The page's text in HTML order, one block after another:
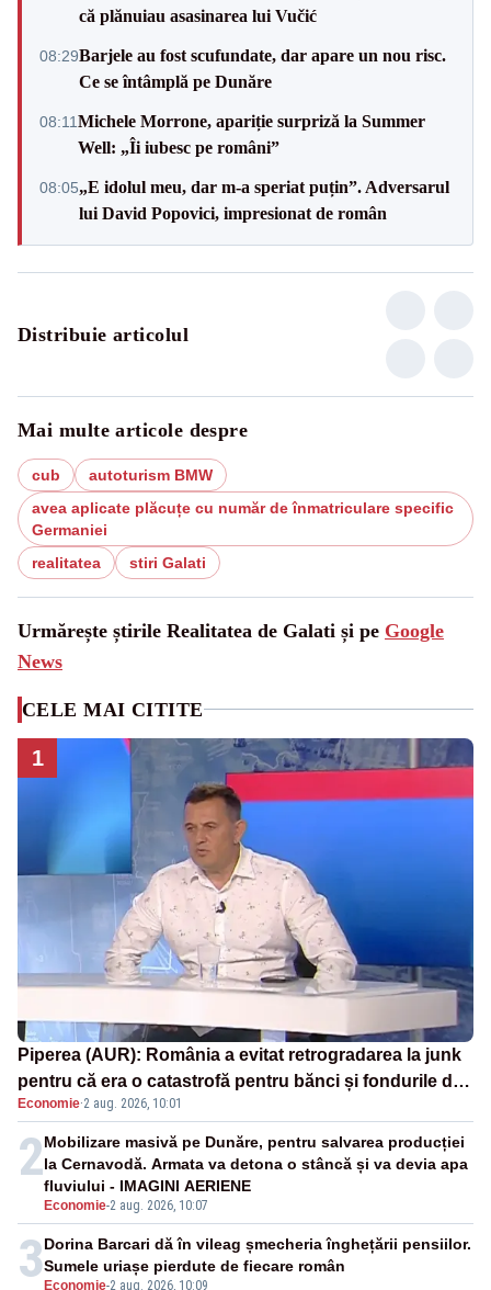
că plănuiau asasinarea lui Vučić
08:29Barjele au fost scufundate, dar apare un nou risc.
Ce se întâmplă pe Dunăre
08:11Michele Morrone, apariție surpriză la Summer
Well: „Îi iubesc pe români”
08:05„E idolul meu, dar m-a speriat puțin”. Adversarul
lui David Popovici, impresionat de român
Distribuie articolul
Mai multe articole despre
cub
autoturism BMW
avea aplicate plăcuțe cu număr de înmatriculare specific
Germaniei
realitatea
stiri Galati
Urmărește știrile Realitatea de Galati și pe Google
News
CELE MAI CITITE
1
Piperea (AUR): România a evitat retrogradarea la junk
pentru că era o catastrofă pentru bănci și fondurile de
pensii
Economie·2 aug. 2026, 10:01
2
Economie-2 aug. 2026, 10:07
Mobilizare masivă pe Dunăre, pentru salvarea producției
la Cernavodă. Armata va detona o stâncă și va devia apa
fluviului - IMAGINI AERIENE
3 Economie-2 aug. 2026, 10:09
Dorina Barcari dă în vileag șmecheria înghețării pensiilor.
Sumele uriașe pierdute de fiecare român